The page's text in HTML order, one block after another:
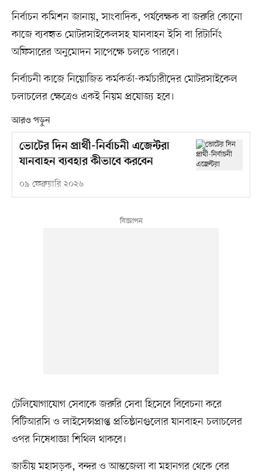
নির্বাচন কমিশন জানায়, সাংবাদিক, পর্যবেক্ষক বা জরুরি কোনো
কাজে ব্যবহৃত মোটরসাইকেলসহ যানবাহন ইসি বা রিটার্নিং
অফিসারের অনুমোদন সাপেক্ষে চলতে পারবে।
নির্বাচনী কাজে নিয়োজিত কর্মকর্তা-কর্মচারীদের মোটরসাইকেল
চলাচলের ক্ষেত্রেও একই নিয়ম প্রযোজ্য হবে।
আরও পড়ুন
ভোটের দিন প্রার্থী-নির্বাচনী এজেন্টরা
যানবাহন ব্যবহার কীভাবে করবেন
০৯ ফেব্রুয়ারি ২০২৬
টেলিযোগাযোগ সেবাকে জরুরি সেবা হিসেবে বিবেচনা করে
বিটিআরসি ও লাইসেন্সপ্রাপ্ত প্রতিষ্ঠানগুলোর যানবাহন চলাচলের
ওপর নিষেধাজ্ঞা শিথিল থাকবে।
জাতীয় মহাসড়ক, বন্দর ও আন্তজেলা বা মহানগর থেকে বের